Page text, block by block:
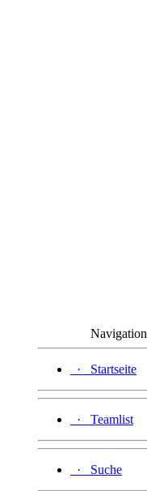
Navigation
· Startseite
· Teamlist
· Suche